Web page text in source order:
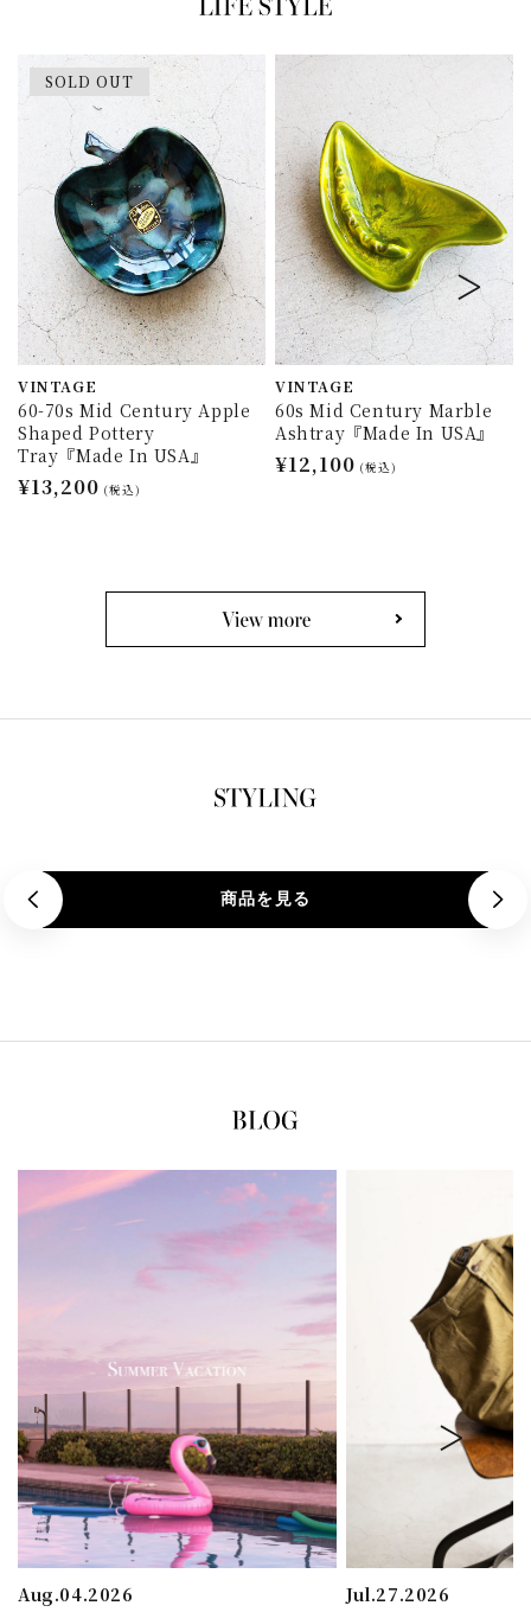
SOLD OUT
VINTAGE
60-70s Mid Century Apple
Shaped Pottery
Tray『Made In USA』
通
¥13,200 (税込)
VINTAGE
60s Mid Century Marble
Ashtray『Made In USA』
通
¥12,100 (税込)
商品を見る
Aug.04.2026 Jul.27.2026